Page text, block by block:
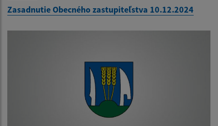
Zasadnutie Obecného zastupiteľstva 10.12.2024